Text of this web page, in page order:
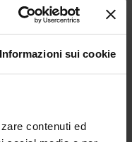
Informazioni sui cookie
contenuti ed